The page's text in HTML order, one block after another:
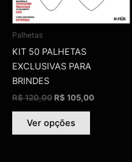
Palhetas
KIT 50 PALHETAS
EXCLUSIVAS PARA
BRINDES
R$120,00 R$ 105,00
Ver opções
variantes.
na
do